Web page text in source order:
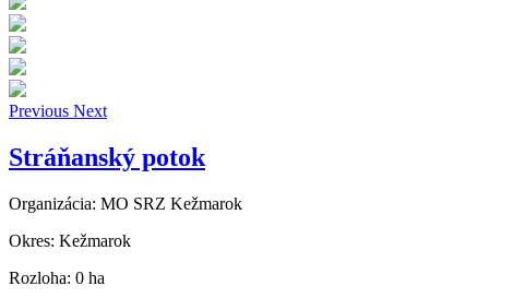
Previous Next
Stráňanský potok
Organizácia: MO SRZ Kežmarok
Okres: Kežmarok
Rozloha: 0 ha